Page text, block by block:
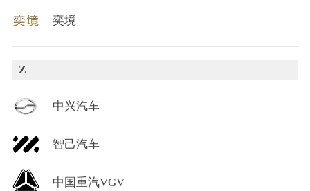
奕境
Z
中兴汽车
智己汽车
中国重汽VGV